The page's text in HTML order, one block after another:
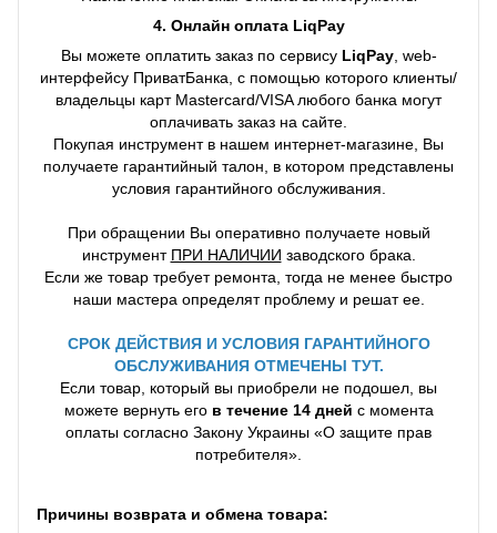
4. Онлайн оплата LiqPay
Вы можете оплатить заказ по сервису LiqPay, web-
интерфейсу ПриватБанка, с помощью которого клиенты/
владельцы карт Mastercard/VISA любого банка могут
оплачивать заказ на сайте.
Покупая инструмент в нашем интернет-магазине, Вы
получаете гарантийный талон, в котором представлены
условия гарантийного обслуживания.
При обращении Вы оперативно получаете новый
инструмент ПРИ НАЛИЧИИ заводского брака.
Если же товар требует ремонта, тогда не менее быстро
наши мастера определят проблему и решат ее.
СРОК ДЕЙСТВИЯ И УСЛОВИЯ ГАРАНТИЙНОГО
ОБСЛУЖИВАНИЯ ОТМЕЧЕНЫ ТУТ.
Если товар, который вы приобрели не подошел, вы
можете вернуть его в течение 14 дней с момента
оплаты согласно Закону Украины «О защите прав
потребителя».
Причины возврата и обмена товара: